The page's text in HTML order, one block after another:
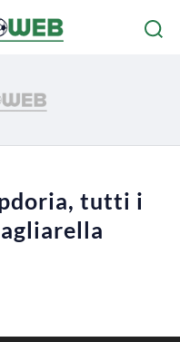
tutti i